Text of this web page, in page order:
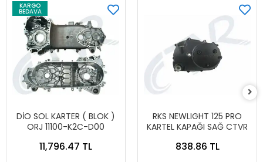
KARGO
BEDAVA
DİO SOL KARTER ( BLOK )
ORJ 11100-K2C-D00
11,796.47 TL
RKS NEWLIGHT 125 PRO
KARTEL KAPAĞI SAĞ CTVR
838.86 TL